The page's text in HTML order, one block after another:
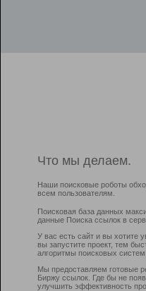
Что мы делаем.
Наши поисковые роботы
всем пользователям.
Поисковая база данных
данные Поиска ссылок в
У вас есть сайт и вы хотите
вы запустите проект, тем
алгоритмы поисковых
Мы предоставляем готовые
Биржу ссылок. Где бы не
улучшить эффективность